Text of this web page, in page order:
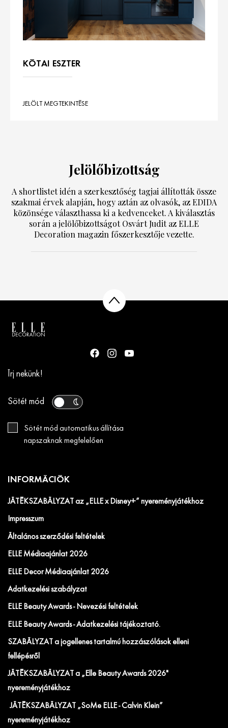
KÓTAI ESZTER
JELÖLT MEGTEKINTÉSE
Jelölőbizottság
A shortlistet idén a szerkesztőség tagjai állították össze
szakmai érvek alapján, hogy aztán az olvasók, az EDIDA
közönsége választhassa ki a kedvenceket. A kiválasztás
során a jelölőbizottságot Osvárt Judit az ELLE
Decoration magazin főszerkesztője vezette.
Írj nekünk!
Sötét mód
Sötét mód automatikus állítása
napszaknak megfelelően
INFORMÁCIÓK
JÁTÉKSZABÁLYZAT az „ELLE x Disney+” nyereményjátékhoz
Impresszum
Általános szerződési feltételek
ELLE Médiaajánlat 2026
ELLE Decor Médiaajánlat 2026
Adatkezelési szabályzat
ELLE Beauty Awards - Nevezési feltételek
ELLE Beauty Awards - Adatkezelési tájékoztató.
SZABÁLYZAT a jogellenes tartalmú hozzászólások elleni
fellépésről
JÁTÉKSZABÁLYZAT a „Elle Beauty Awards 2026"
nyereményjátékhoz
JÁTÉKSZABÁLYZAT „SoMe ELLE - Calvin Klein”
nyereményjátékhoz